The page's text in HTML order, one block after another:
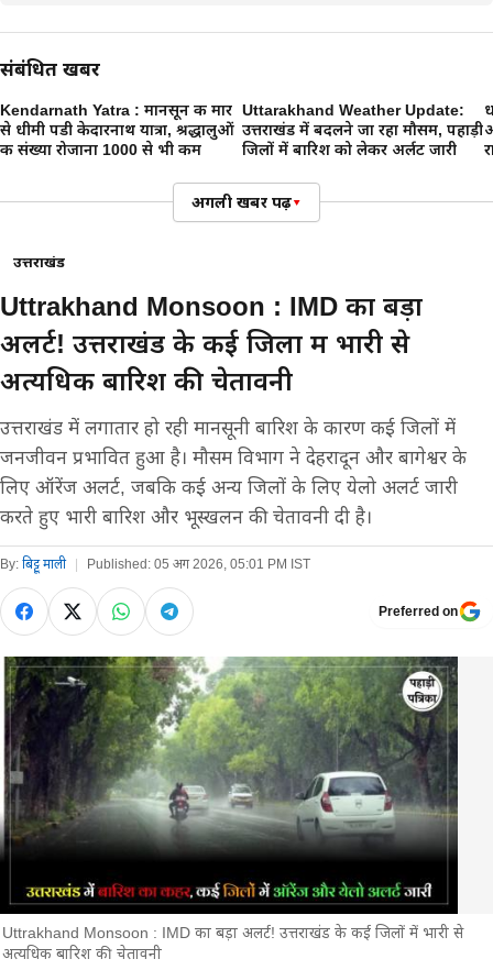
संबंधित खबरें
Kendarnath Yatra : मानसून की मार
से धीमी पडी केदारनाथ यात्रा, श्रद्धालुओं
की संख्या रोजाना 1000 से भी कम
Uttarakhand Weather Update:
उत्तराखंड में बदलने जा रहा मौसम, पहाड़ी
जिलों में बारिश को लेकर अर्लट जारी
अगली खबर पढ़ें▾
उत्तराखंड
Uttrakhand Monsoon : IMD का बड़ा
अलर्ट! उत्तराखंड के कई जिलों में भारी से
अत्यधिक बारिश की चेतावनी
उत्तराखंड में लगातार हो रही मानसूनी बारिश के कारण कई जिलों में
जनजीवन प्रभावित हुआ है। मौसम विभाग ने देहरादून और बागेश्वर के
लिए ऑरेंज अलर्ट, जबकि कई अन्य जिलों के लिए येलो अलर्ट जारी
करते हुए भारी बारिश और भूस्खलन की चेतावनी दी है।
By: बिट्टू माली Published: 05 अग 2026, 05:01 PM IST
Preferred on
Uttrakhand Monsoon : IMD का बड़ा अलर्ट! उत्तराखंड के कई जिलों में भारी से
अत्यधिक बारिश की चेतावनी